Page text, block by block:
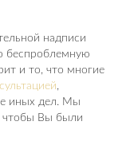
надписи
беспроблемную
и то, что многие
,
иных дел. Мы
чтобы Вы были